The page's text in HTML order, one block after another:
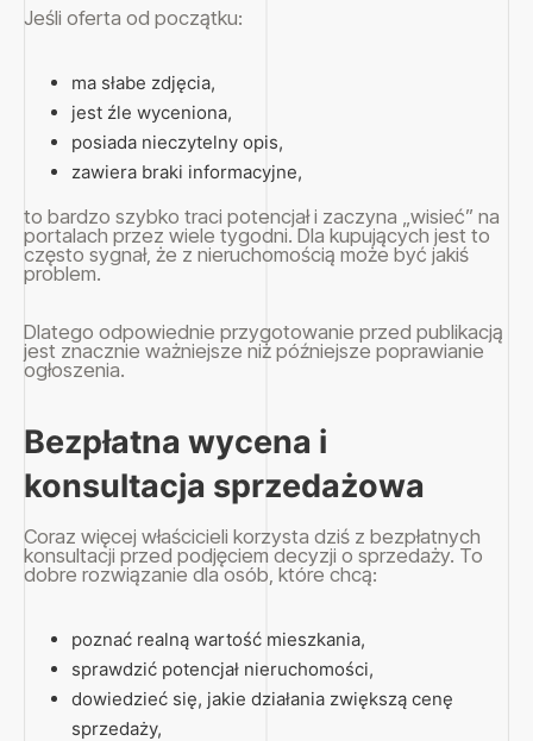
Jeśli oferta od początku:
ma słabe zdjęcia,
jest źle wyceniona,
posiada nieczytelny opis,
zawiera braki informacyjne,
to bardzo szybko traci potencjał i zaczyna „wisieć” na
portalach przez wiele tygodni. Dla kupujących jest to
często sygnał, że z nieruchomością może być jakiś
problem.
Dlatego odpowiednie przygotowanie przed publikacją
jest znacznie ważniejsze niż późniejsze poprawianie
ogłoszenia.
Bezpłatna wycena i
konsultacja sprzedażowa
Coraz więcej właścicieli korzysta dziś z bezpłatnych
konsultacji przed podjęciem decyzji o sprzedaży. To
dobre rozwiązanie dla osób, które chcą:
poznać realną wartość mieszkania,
sprawdzić potencjał nieruchomości,
dowiedzieć się, jakie działania zwiększą cenę
sprzedaży,